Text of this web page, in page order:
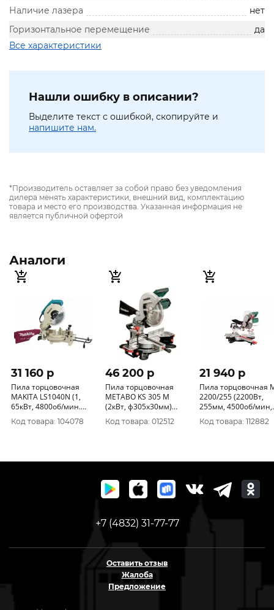
Наличие лазера
нет
Горизонтальное перемещение
да
Все характеристики
Нашли ошибку в описании?
Выделите текст с ошибкой, скопируйте и
напишите нам.
*Производитель оставляет за собой право без уведомления
дилера менять характеристики, внешний вид, комплектацию
товара и место его производства. Указанная информация не
является публичной офертой
Аналоги
31 160 p
Пила торцовочная
MAKITA LS1040N (1,
65кВт, 4800об/мин.
ф255/260х30мм.
наклон 45 гр.поворот
Код товара: 104078
46 200 p
Пила торцовочная
METABO KS 305 M
(2кВт, ф305х30мм)
619003000
Код товара: 012512
21 940 p
Пила торцовочная
2200/255 (2200Вт,
255мм, 4500об/мин,
0°-45°/0°-45°)
122112200
Код товара: 112882
+7 (4832) 31-77-77
Оставить отзыв
Жалоба
Предложение